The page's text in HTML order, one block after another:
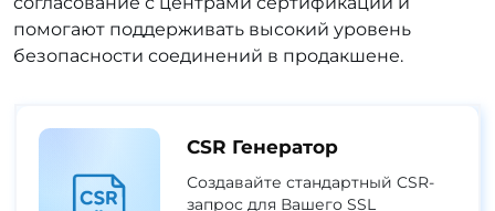
помогают поддерживать высокий уровень
безопасности соединений в продакшене.
CSR Генератор
Создавайте стандартный CSR-
запрос для Вашего SSL